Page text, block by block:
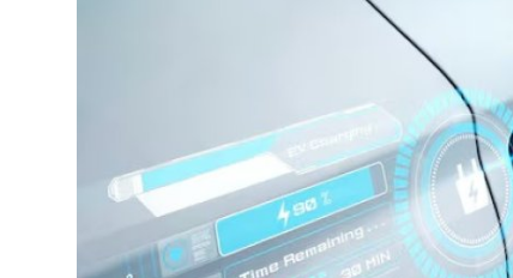
Sigorta & Kasko
Yakıt, LPG & Elektrikli